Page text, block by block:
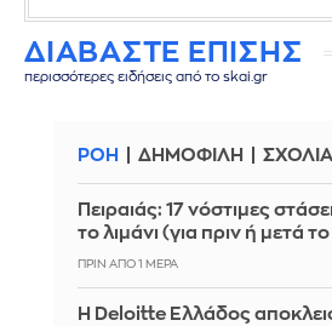
ΔΙΑΒΑΣΤΕ ΕΠΙΣΗΣ
περισσότερες ειδήσεις από το skai.gr
ΡΟΗ ΔΗΜΟΦΙΛΗ
Πειραιάς: 17 νόστιμες
το λιμάνι (για πριν ή μετά το
ΠΡΙΝ ΑΠΌ 1 ΜΈΡΑ
Η Deloitte Ελλάδος